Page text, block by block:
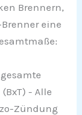
Brennern,
eine
- Alle
Zündung